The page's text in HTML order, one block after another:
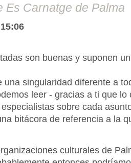
Es Carnatge de Palma
son buenas y suponen
singularidad diferente a
leer - gracias a ti que lo
sobre cada
bitácora de referencia a la
culturales de